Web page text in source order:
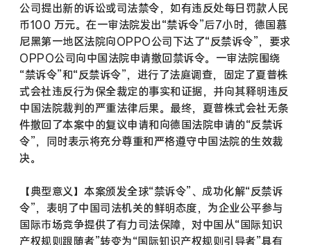
公司提出新的诉讼或司法禁令，如有违反处每日罚款人民
币100 万元。在一审法院发出“禁诉令”后7小时，德国慕
尼黑第一地区法院向OPPO公司下达了“反禁诉令”，要求
OPPO公司向中国法院申请撤回禁诉令。一审法院围绕
“禁诉令”和“反禁诉令”，进行了法庭调查，固定了夏普株
式会社违反行为保全裁定的事实和证据，并向其释明违反
中国法院裁判的严重法律后果。最终，夏普株式会社无条
件撤回了本案中的复议申请和向德国法院申请的“反禁诉
令”，同时表示将充分尊重和严格遵守中国法院的生效裁
决。
【典型意义】本案颁发全球“禁诉令”、成功化解“反禁诉
令”，表明了中国司法机关的鲜明态度，为企业公平参与
国际市场竞争提供了有力司法保障，对中国从“国际知识
产权规则跟随者”转变为“国际知识产权规则引导者”具有